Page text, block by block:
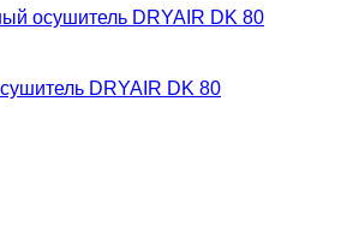
DRYAIR DK 80